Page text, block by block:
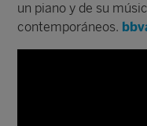
un piano y de su
contemporáneos.